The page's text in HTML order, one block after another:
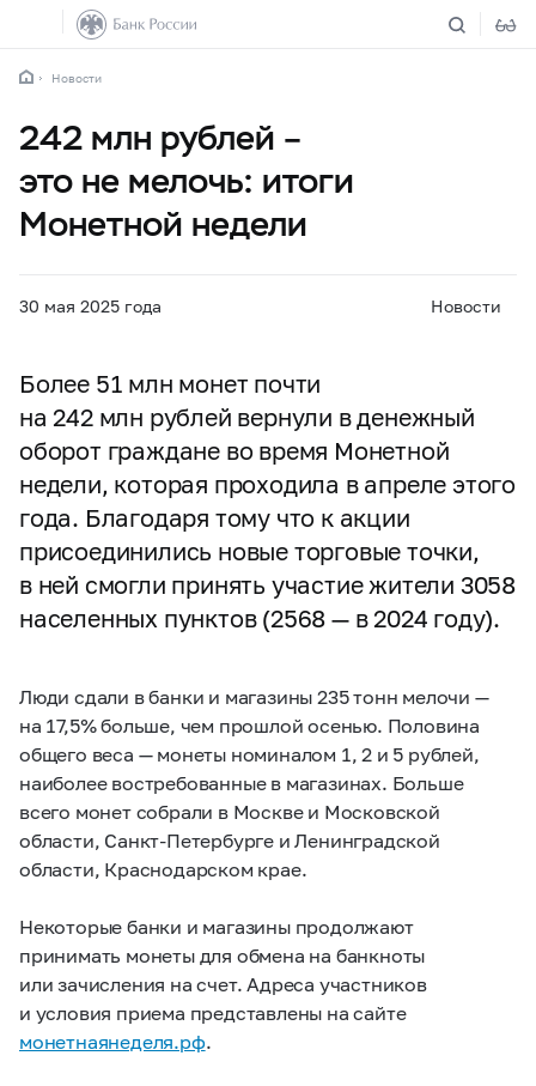
Новости
242 млн рублей –
это не мелочь: итоги
Монетной недели
30 мая 2025 года Новости
Более 51 млн монет почти
на 242 млн рублей вернули в денежный
оборот граждане во время Монетной
недели, которая проходила в апреле этого
года. Благодаря тому что к акции
присоединились новые торговые точки,
в ней смогли принять участие жители 3058
населенных пунктов (2568 — в 2024 году).
Люди сдали в банки и магазины 235 тонн мелочи —
на 17,5% больше, чем прошлой осенью. Половина
общего веса — монеты номиналом 1, 2 и 5 рублей,
наиболее востребованные в магазинах. Больше
всего монет собрали в Москве и Московской
области, Санкт-Петербурге и Ленинградской
области, Краснодарском крае.
Некоторые банки и магазины продолжают
принимать монеты для обмена на банкноты
или зачисления на счет. Адреса участников
и условия приема представлены на сайте
монетнаянеделя.рф.